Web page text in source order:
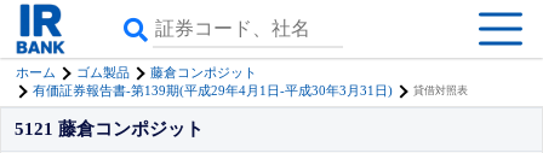
ホーム ゴム製品
藤倉コンポジット
有価証券報告書-第139期(平成29年4月1日-平成30年3月31日)
貸借対照表
5121 藤倉コンポジット